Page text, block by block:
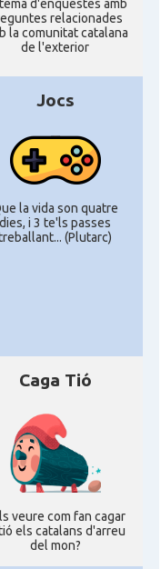
d'enquestes amb
relacionades
la comunitat catalana
de l'exterior
Jocs
la vida son quatre
dies, i 3 te'ls passes
(Plutarc)
Caga Tió
veure com fan cagar
els catalans d'arreu
del mon?